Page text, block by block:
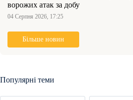
ворожих атак за добу
04 Серпня 2026, 17:25
Більше новин
Популярні теми